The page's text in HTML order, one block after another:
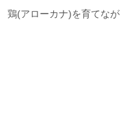
鶏(アローカナ)を育てな